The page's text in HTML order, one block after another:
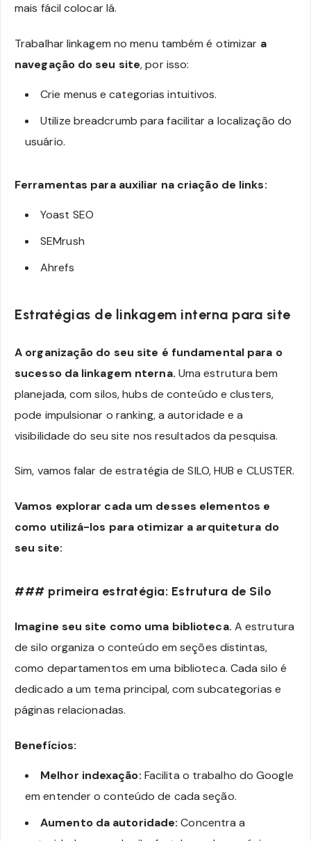
mais fácil colocar lá.
Trabalhar linkagem no menu também é otimizar a
navegação do seu site, por isso:
Crie menus e categorias intuitivos.
Utilize breadcrumb para facilitar a localização do
usuário.
Ferramentas para auxiliar na criação de links:
Yoast SEO
SEMrush
Ahrefs
Estratégias de linkagem interna para site
A organização do seu site é fundamental para o
sucesso da linkagem nterna. Uma estrutura bem
planejada, com silos, hubs de conteúdo e clusters,
pode impulsionar o ranking, a autoridade e a
visibilidade do seu site nos resultados da pesquisa.
Sim, vamos falar de estratégia de SILO, HUB e CLUSTER.
Vamos explorar cada um desses elementos e
como utilizá-los para otimizar a arquitetura do
seu site:
### primeira estratégia: Estrutura de Silo
Imagine seu site como uma biblioteca. A estrutura
de silo organiza o conteúdo em seções distintas,
como departamentos em uma biblioteca. Cada silo é
dedicado a um tema principal, com subcategorias e
páginas relacionadas.
Benefícios:
Melhor indexação: Facilita o trabalho do Google
em entender o conteúdo de cada seção.
Aumento da autoridade: Concentra a